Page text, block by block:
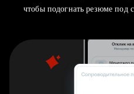
чтобы подогнать резюме под